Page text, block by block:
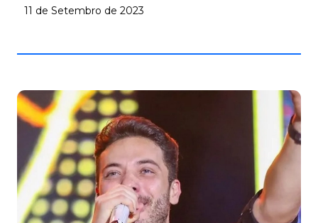
11 de Setembro de 2023